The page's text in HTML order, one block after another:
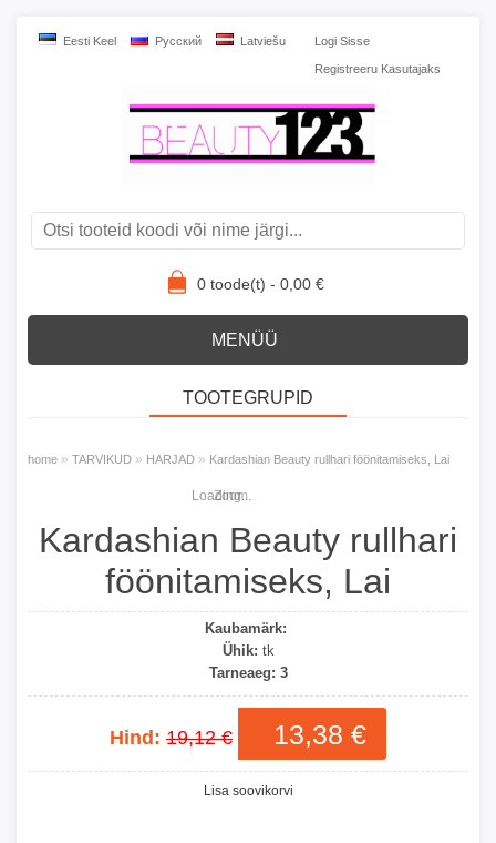
Eesti Keel Pусский Latviešu Logi Sisse
Registreeru Kasutajaks
0toode(t) - 0,00€
MENÜÜ
TOOTEGRUPID
home » TARVIKUD » HARJAD » Kardashian Beauty rullhari föönitamiseks, Lai
Loading...
Zoom
Kardashian Beauty rullhari
föönitamiseks, Lai
Kaubamärk:
Ühik: tk
Tarneaeg: 3
Hind: 19,12 € 13,38 €
Lisa soovikorvi